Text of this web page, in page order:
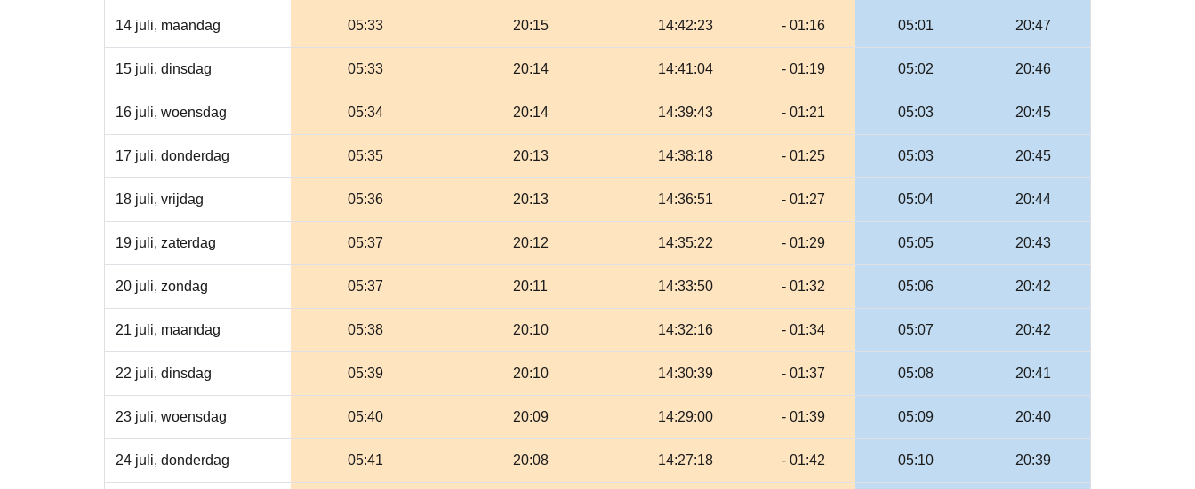
14 juli, maandag 05:33 20:15 14:42:23 - 01:16 05:01 20:47
15 juli, dinsdag 05:33 20:14 14:41:04 - 01:19 05:02 20:46
16 juli, woensdag 05:34 20:14 14:39:43 - 01:21 05:03 20:45
17 juli, donderdag 05:35 20:13 14:38:18 - 01:25 05:03 20:45
18 juli, vrijdag 05:36 20:13 14:36:51 - 01:27 05:04 20:44
19 juli, zaterdag 05:37 20:12 14:35:22 - 01:29 05:05 20:43
20 juli, zondag 05:37 20:11 14:33:50 - 01:32 05:06 20:42
21 juli, maandag 05:38 20:10 14:32:16 - 01:34 05:07 20:42
22 juli, dinsdag 05:39 20:10 14:30:39 - 01:37 05:08 20:41
23 juli, woensdag 05:40 20:09 14:29:00 - 01:39 05:09 20:40
24 juli, donderdag 05:41 20:08 14:27:18 - 01:42 05:10 20:39